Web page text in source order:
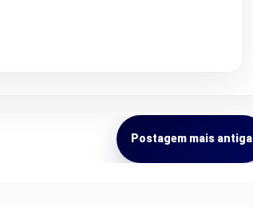
Postagem mais antiga